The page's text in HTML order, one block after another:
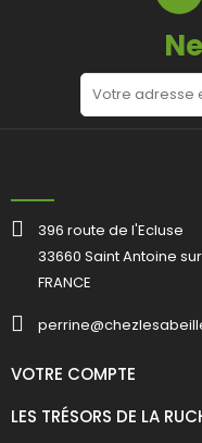
396 route de l'Ecluse
33660 Saint Antoine
FRANCE
VOTRE COMPTE
LES TRÉSORS DE LA